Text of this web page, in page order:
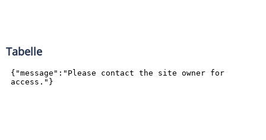
Tabelle